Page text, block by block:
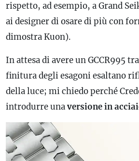
rispetto, ad esempio, a Grand
ai designer di osare di più con
dimostra Kuon).
In attesa di avere un GCCR995
finitura degli esagoni esaltano
della luce; mi chiedo perché
introdurre unaversione in